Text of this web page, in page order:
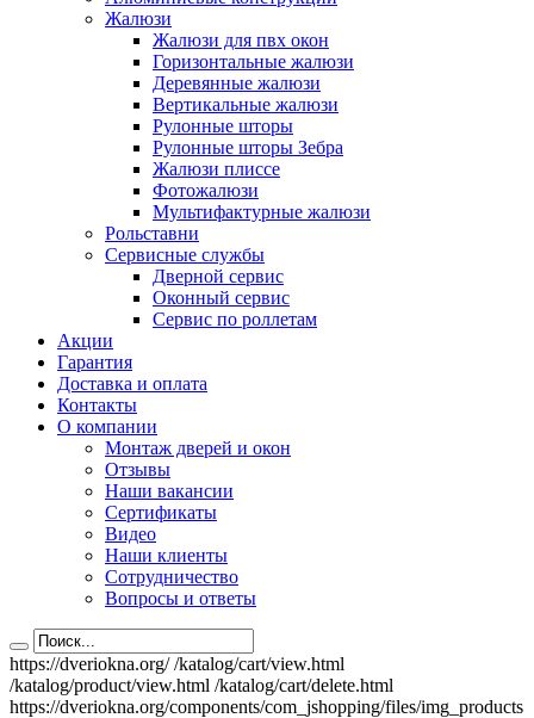
Жалюзи
Жалюзи для пвх окон
Горизонтальные жалюзи
Деревянные жалюзи
Вертикальные жалюзи
Рулонные шторы
Рулонные шторы Зебра
Жалюзи плиссе
Фотожалюзи
Мультифактурные жалюзи
Рольставни
Сервисные службы
Дверной сервис
Оконный сервис
Сервис по роллетам
Акции
Гарантия
Доставка и оплата
Контакты
О компании
Монтаж дверей и окон
Отзывы
Наши вакансии
Сертификаты
Видео
Наши клиенты
Сотрудничество
Вопросы и ответы
https://dveriokna.org/ /katalog/cart/view.html
/katalog/product/view.html /katalog/cart/delete.html
https://dveriokna.org/components/com_jshopping/files/img_products